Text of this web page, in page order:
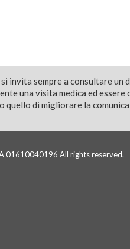
invita sempre a consultare un
una visita medica ed essere
quello di migliorare la
01610040196 All rights reserved.